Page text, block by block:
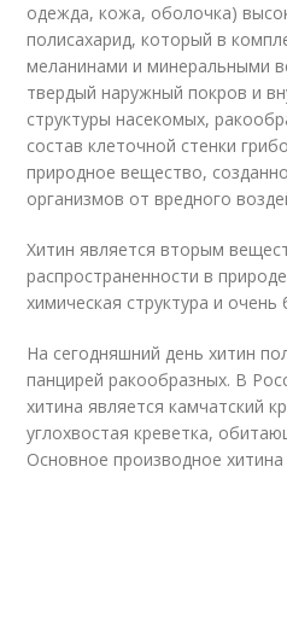
одежда, кожа, оболочка)
полисахарид, который в
меланинами и минеральными
твердый наружный покров и
структуры насекомых,
состав клеточной стенки
природное вещество,
организмов от вредного
Хитин является вторым
распространенности в
химическая структура и очень
На сегодняшний день хитин
панцирей ракообразных. В
хитина является камчатский
углохвостая креветка,
Основное производное хитина